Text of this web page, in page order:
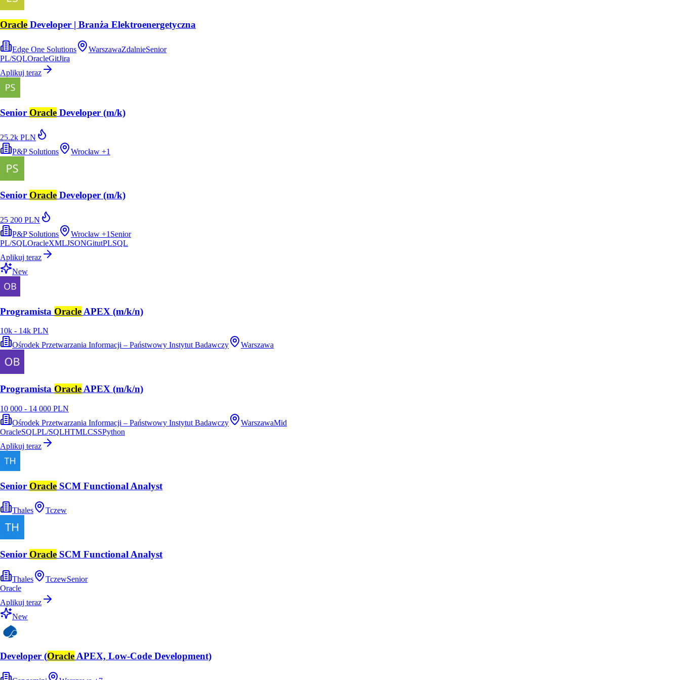
Oracle Developer | Branża Elektroenergetyczna
Edge One Solutions WarszawaZdalnieSenior
PL/SQLOracleGitJira
Aplikuj teraz
Senior Oracle Developer (m/k)
25.2k PLN
P&P Solutions
Wrocław +1
Senior Oracle Developer (m/k)
25 200 PLN
P&P Solutions
Wrocław +1 Senior
PL/SQLOracleXMLJSONGitutPLSQL
Aplikuj teraz
New
Programista Oracle APEX (m/k/n)
10k - 14k PLN
Ośrodek Przetwarzania Informacji – Państwowy Instytut Badawczy
Warszawa
Programista Oracle APEX (m/k/n)
10 000 - 14 000 PLN
Ośrodek Przetwarzania Informacji – Państwowy Instytut Badawczy
WarszawaMid
OracleSQLPL/SQLHTMLCSSPython
Aplikuj teraz
Senior Oracle SCM Functional Analyst
Thales Tczew
Senior Oracle SCM Functional Analyst
Thales TczewSenior
Oracle
Aplikuj teraz
New
Developer (OracleAPEX, Low-Code Development)